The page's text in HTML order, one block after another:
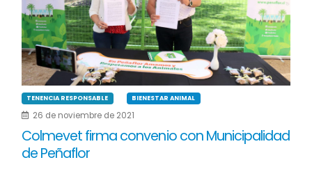
TENENCIA RESPONSABLE BIENESTAR ANIMAL
26 de noviembre de 2021
Colmevet firma convenio con Municipalidad
de Peñaflor